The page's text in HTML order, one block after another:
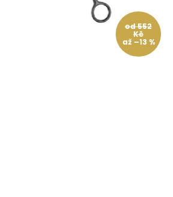
od 552
Kč
až –13 %